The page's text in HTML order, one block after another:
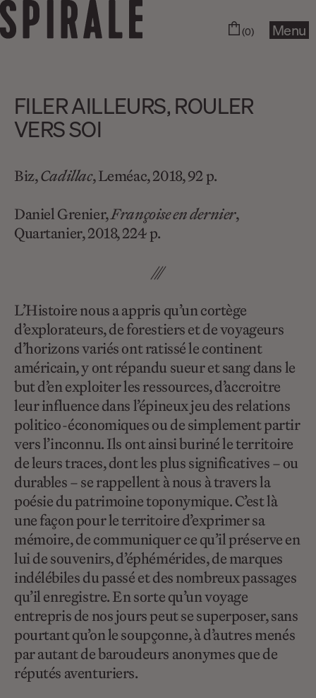
(0) Menu
FILER AILLEURS, ROULER
VERS SOI
Biz,Cadillac, Leméac, 2018, 92 p.
Daniel Grenier,Françoise en dernier,
Quartanier, 2018, 224 p.
///
L’Histoire nous a appris qu’un cortège
d’explorateurs, de forestiers et de voyageurs
d’horizons variés ont ratissé le continent
américain, y ont répandu sueur et sang dans le
but d’en exploiter les ressources, d’accroitre
leur influence dans l’épineux jeu des relations
politico-économiques ou de simplement partir
vers l’inconnu. Ils ont ainsi buriné le territoire
de leurs traces, dont les plus significatives – ou
durables – se rappellent à nous à travers la
poésie du patrimoine toponymique. C’est là
une façon pour le territoire d’exprimer sa
mémoire, de communiquer ce qu’il préserve en
lui de souvenirs, d’éphémérides, de marques
indélébiles du passé et des nombreux passages
qu’il enregistre. En sorte qu’un voyage
entrepris de nos jours peut se superposer, sans
pourtant qu’on le soupçonne, à d’autres menés
par autant de baroudeurs anonymes que de
réputés aventuriers.